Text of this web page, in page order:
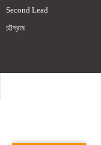
Second Lead
চট্টগ্রাম